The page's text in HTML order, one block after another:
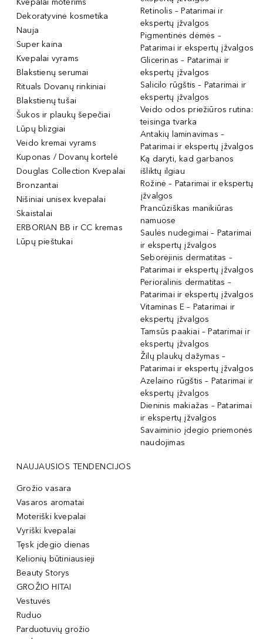
Kvepalai moterims
Dekoratyvinė kosmetika
Nauja
Super kaina
Kvepalai vyrams
Blakstienų serumai
Rituals Dovanų rinkiniai
Blakstienų tušai
Šukos ir plaukų šepečiai
Lūpų blizgiai
Veido kremai vyrams
Kuponas / Dovanų kortelė
Douglas Collection Kvepalai
Bronzantai
Nišiniai unisex kvepalai
Skaistalai
ERBORIAN BB ir CC kremas
Lūpų pieštukai
Retinolis – Patarimai ir
ekspertų įžvalgos
Pigmentinės dėmės –
Patarimai ir ekspertų įžvalgos
Glicerinas – Patarimai ir
ekspertų įžvalgos
Salicilo rūgštis – Patarimai ir
ekspertų įžvalgos
Veido odos priežiūros rutina:
teisinga tvarka
Antakių laminavimas –
Patarimai ir ekspertų įžvalgos
Ką daryti, kad garbanos
išliktų ilgiau
Rožinė – Patarimai ir ekspertų
įžvalgos
Prancūziškas manikiūras
namuose
Saulės nudegimai – Patarimai
ir ekspertų įžvalgos
Seborėjinis dermatitas –
Patarimai ir ekspertų įžvalgos
Perioralinis dermatitas –
Patarimai ir ekspertų įžvalgos
Vitaminas E – Patarimai ir
ekspertų įžvalgos
Tamsūs paakiai – Patarimai ir
ekspertų įžvalgos
Žilų plaukų dažymas –
Patarimai ir ekspertų įžvalgos
Azelaino rūgštis – Patarimai ir
ekspertų įžvalgos
Dieninis makiažas – Patarimai
ir ekspertų įžvalgos
Savaiminio įdegio priemonės
naudojimas
NAUJAUSIOS TENDENCIJOS
Grožio vasara
Vasaros aromatai
Moteriški kvepalai
Vyriški kvepalai
Tęsk įdegio dienas
Kelionių būtiniausieji
Beauty Storys
GROŽIO HITAI
Vestuvės
Ruduo
Parduotuvių grožio